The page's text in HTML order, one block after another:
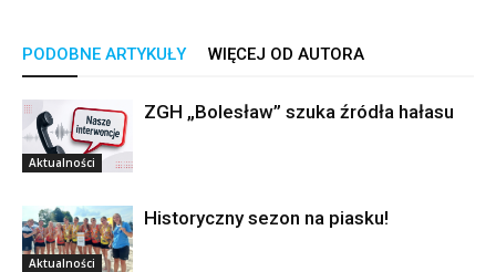
PODOBNE ARTYKUŁY WIĘCEJ OD AUTORA
Aktualności
ZGH „Bolesław” szuka źródła hałasu
Aktualności
Historyczny sezon na piasku!